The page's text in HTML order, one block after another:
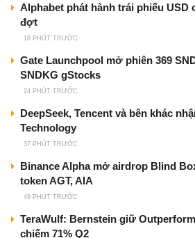
Alphabet phát hành trái phiếu USD
đợt
18 PHÚT TRƯỚC
Gate Launchpool mở phiên 369
SNDKG gStocks
24 PHÚT TRƯỚC
DeepSeek, Tencent và bên khác
Technology
37 PHÚT TRƯỚC
Binance Alpha mở airdrop Blind
token AGT, AIA
49 PHÚT TRƯỚC
TeraWulf: Bernstein giữ
chiếm 71% Q2